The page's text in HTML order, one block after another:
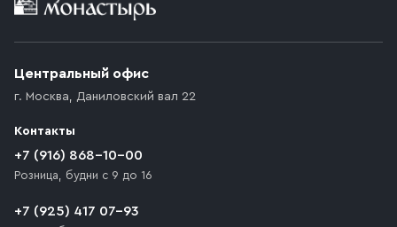
Центральный офис
г. Москва, Даниловский вал 22
Контакты
+7 (916) 868-10-00
Розница, будни с 9 до 16
+7 (925) 417 07-93